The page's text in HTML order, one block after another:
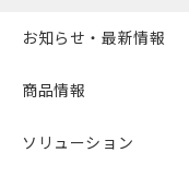
お知らせ・最新情報
商品情報
ソリューション